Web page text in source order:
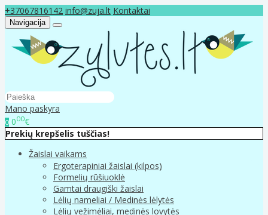
+37067816142 info@zuja.lt Kontaktai
Navigacija
Mano paskyra
0 000€
Prekių krepšelis tuščias!
Žaislai vaikams
Ergoterapiniai žaislai (kilpos)
Formelių rūšiuoklė
Gamtai draugiški žaislai
Lėlių nameliai / Medinės lėlytės
Lėlių vežimėliai, medinės lovytės